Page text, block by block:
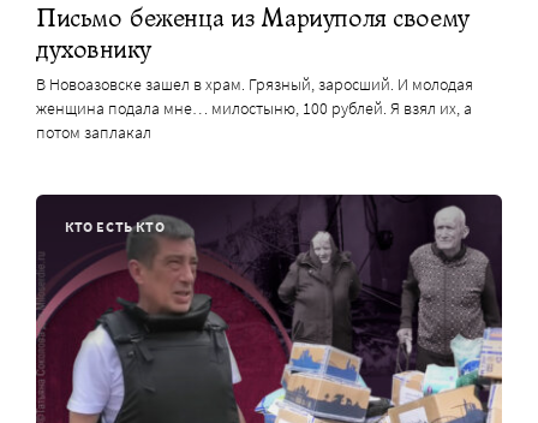
Письмо беженца из Мариуполя своему
духовнику
В Новоазовске зашел в храм. Грязный, заросший. И молодая
женщина подала мне… милостыню, 100 рублей. Я взял их, а
потом заплакал
КТО ЕСТЬ КТО